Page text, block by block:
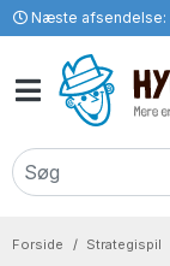
Næste afsendelse:
Forside Strategispil